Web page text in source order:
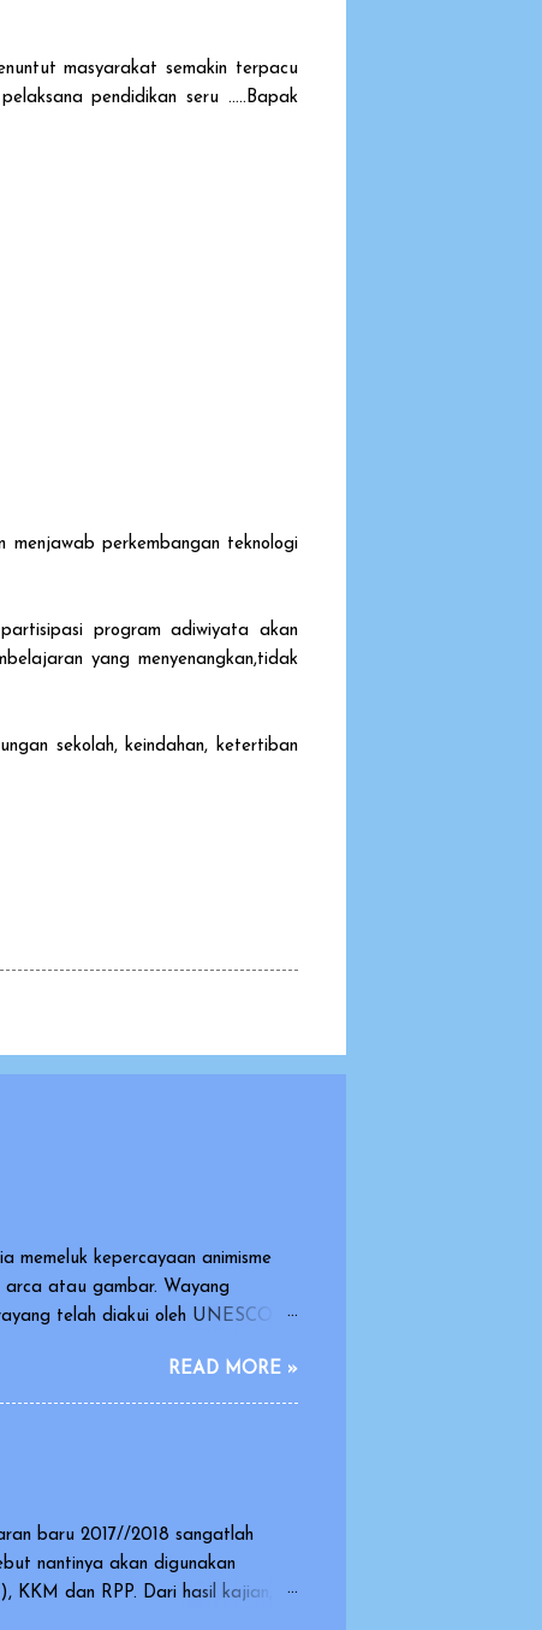
masyarakat semakin terpacu
pendidikan seru .....Bapak
perkembangan teknologi
program adiwiyata akan
yang menyenangkan,tidak
sekolah, keindahan, ketertiban
memeluk kepercayaan animisme
arca atau gambar. Wayang
telah diakui oleh UNESCO
oleh orang dengan
yang dimainkan oleh dalang.
dalam pagelaran wayang
READ MORE »
baru 2017//2018 sangatlah
nantinya akan digunakan
KKM dan RPP. Dari hasil kajian,